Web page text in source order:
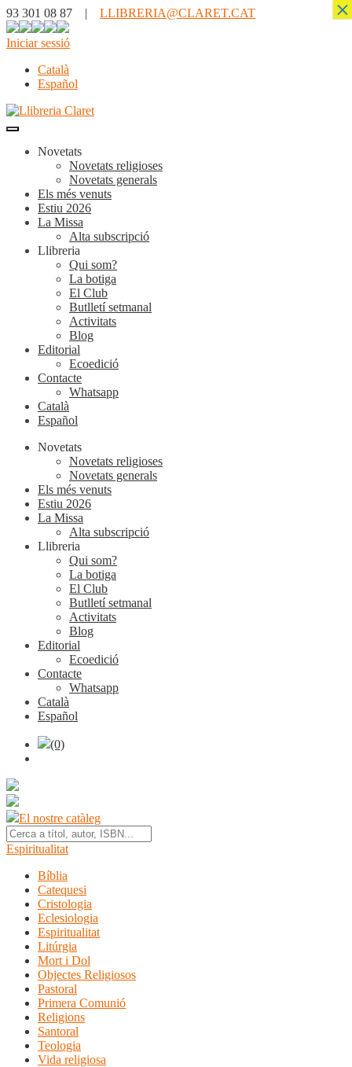
93 301 08 87 | LLIBRERIA@CLARET.CAT
Iniciar sessió
Català
Español
Novetats
Novetats religioses
Novetats generals
Els més venuts
Estiu 2026
La Missa
Alta subscripció
Llibreria
Qui som?
La botiga
El Club
Butlletí setmanal
Activitats
Blog
Editorial
Ecoedició
Contacte
Whatsapp
Català
Español
Novetats
Novetats religioses
Novetats generals
Els més venuts
Estiu 2026
La Missa
Alta subscripció
Llibreria
Qui som?
La botiga
El Club
Butlletí setmanal
Activitats
Blog
Editorial
Ecoedició
Contacte
Whatsapp
Català
Español
(0)
El nostre catàleg
Espiritualitat
Bíblia
Catequesi
Cristologia
Eclesiologia
Espiritualitat
Litúrgia
Mort i Dol
Objectes Religiosos
Pastoral
Primera Comunió
Religions
Santoral
Teologia
Vida religiosa
×